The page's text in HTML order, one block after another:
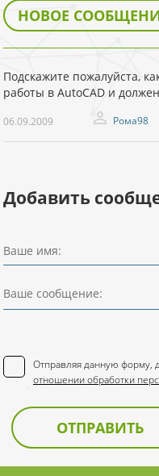
НОВОЕ
Подскажите пожалуйста,
работы в AutoCAD и
06.09.2009 Рома98
Добавить
Ваше имя:
Ваше сообщение:
Отправляя данную форму,
отношении обработки
ОТПРАВИТЬ